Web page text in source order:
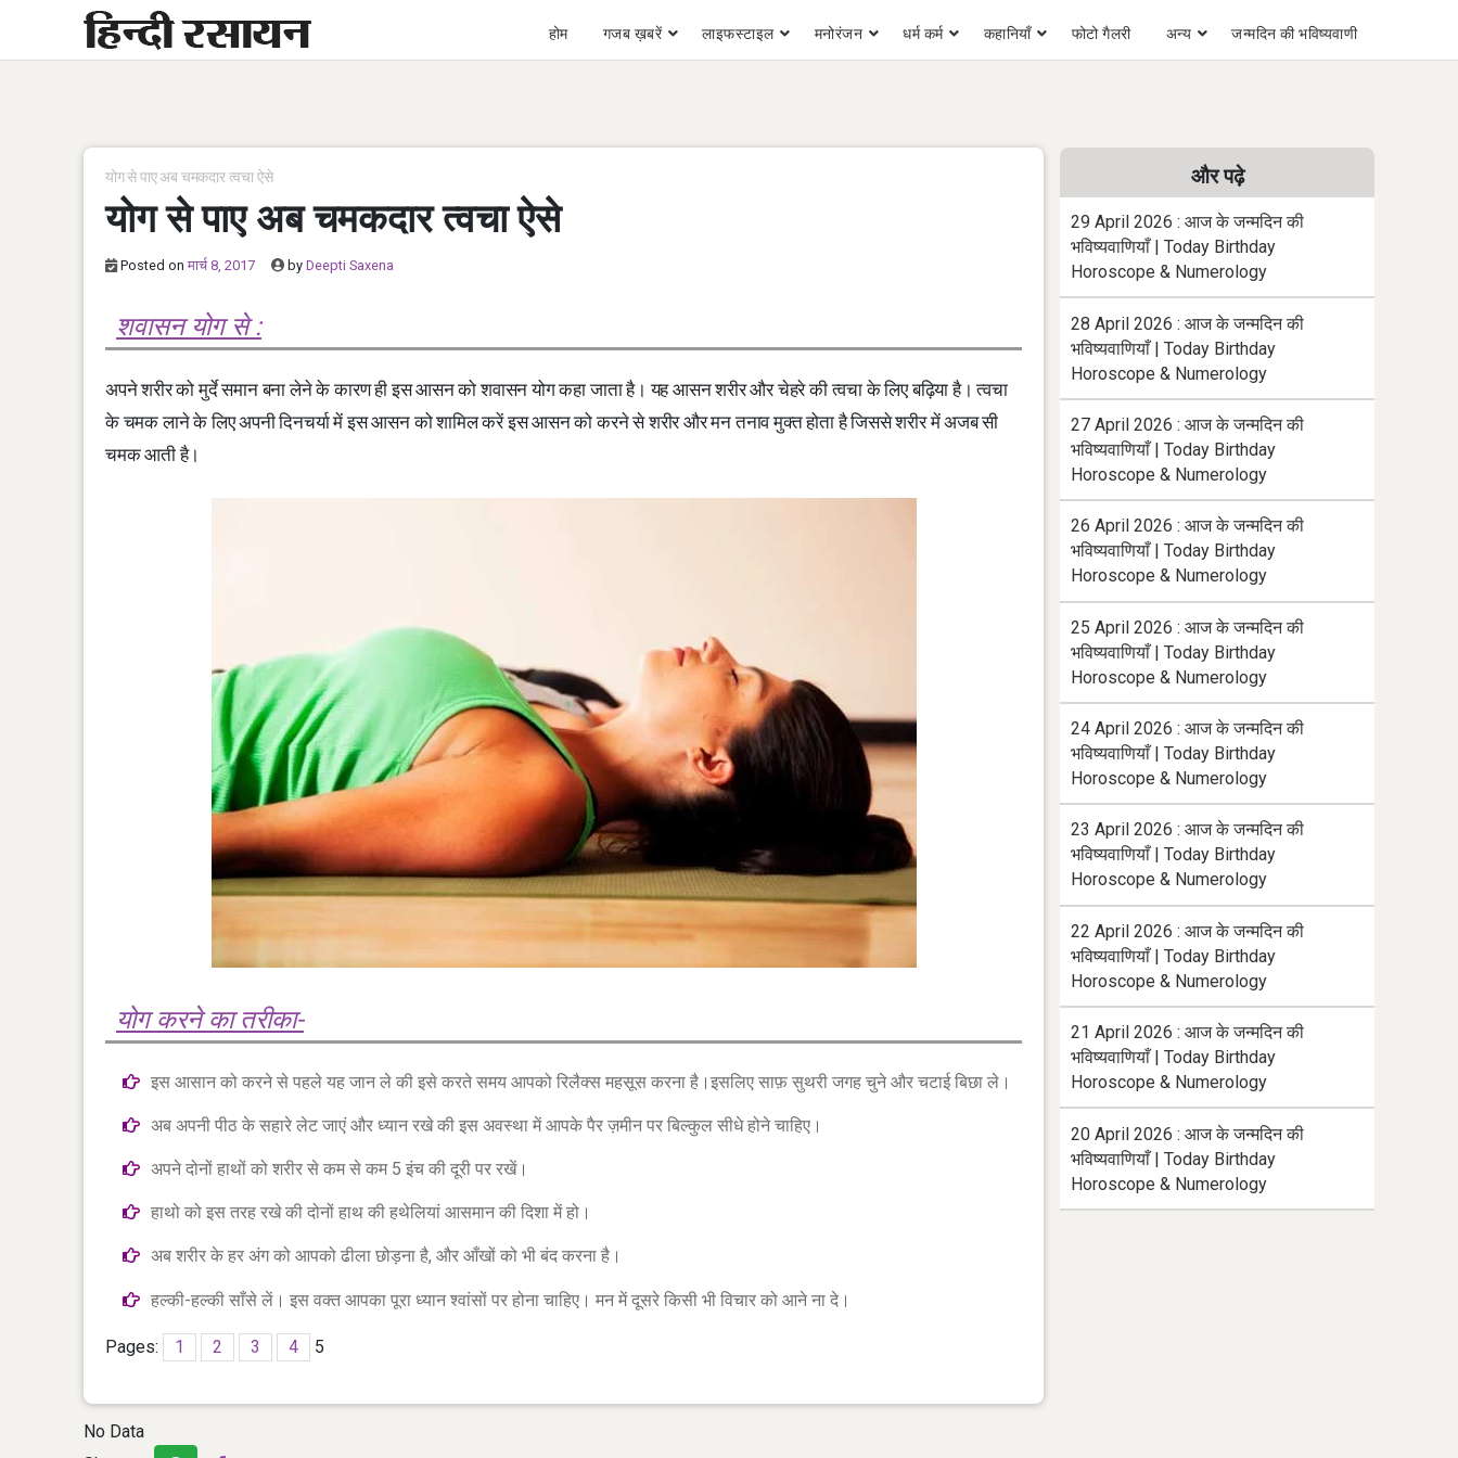
content
होम गजब ख़बरें लाइफस्टाइल मनोरंजन धर्म कर्म कहानियाँ फोटो गैलरी अन्य जन्मदिन की भविष्यवाणी
योग से पाए अब चमकदार त्वचा ऐसे
योग से पाए अब चमकदार त्वचा ऐसे
Posted on मार्च 8, 2017 by Deepti Saxena
शवासन योग से :
अपने शरीर को मुर्दे समान बना लेने के कारण ही इस आसन को शवासन योग कहा जाता है। यह आसन शरीर और चेहरे की त्वचा के लिए बढ़िया है। त्वचा
के चमक लाने के लिए अपनी दिनचर्या में इस आसन को शामिल करें इस आसन को करने से शरीर और मन तनाव मुक्त होता है जिससे शरीर में अजब सी
चमक आती है।
योग करने का तरीका-
इस आसान को करने से पहले यह जान ले की इसे करते समय आपको रिलैक्स महसूस करना है।इसलिए साफ़ सुथरी जगह चुने और चटाई बिछा ले।
अब अपनी पीठ के सहारे लेट जाएं और ध्यान रखे की इस अवस्था में आपके पैर ज़मीन पर बिल्कुल सीधे होने चाहिए।
अपने दोनों हाथों को शरीर से कम से कम 5 इंच की दूरी पर रखें।
हाथो को इस तरह रखे की दोनों हाथ की हथेलियां आसमान की दिशा में हो।
अब शरीर के हर अंग को आपको ढीला छोड़ना है, और आँखों को भी बंद करना है।
हल्की-हल्की साँसे लें। इस वक्त आपका पूरा ध्यान श्वांसों पर होना चाहिए। मन में दूसरे किसी भी विचार को आने ना दे।
Pages: 1 2 3 4 5
No Data
और पढ़े
29 April 2026 : आज के जन्मदिन की
भविष्यवाणियाँ | Today Birthday
Horoscope & Numerology
28 April 2026 : आज के जन्मदिन की
भविष्यवाणियाँ | Today Birthday
Horoscope & Numerology
27 April 2026 : आज के जन्मदिन की
भविष्यवाणियाँ | Today Birthday
Horoscope & Numerology
26 April 2026 : आज के जन्मदिन की
भविष्यवाणियाँ | Today Birthday
Horoscope & Numerology
25 April 2026 : आज के जन्मदिन की
भविष्यवाणियाँ | Today Birthday
Horoscope & Numerology
24 April 2026 : आज के जन्मदिन की
भविष्यवाणियाँ | Today Birthday
Horoscope & Numerology
23 April 2026 : आज के जन्मदिन की
भविष्यवाणियाँ | Today Birthday
Horoscope & Numerology
22 April 2026 : आज के जन्मदिन की
भविष्यवाणियाँ | Today Birthday
Horoscope & Numerology
21 April 2026 : आज के जन्मदिन की
भविष्यवाणियाँ | Today Birthday
Horoscope & Numerology
20 April 2026 : आज के जन्मदिन की
भविष्यवाणियाँ | Today Birthday
Horoscope & Numerology